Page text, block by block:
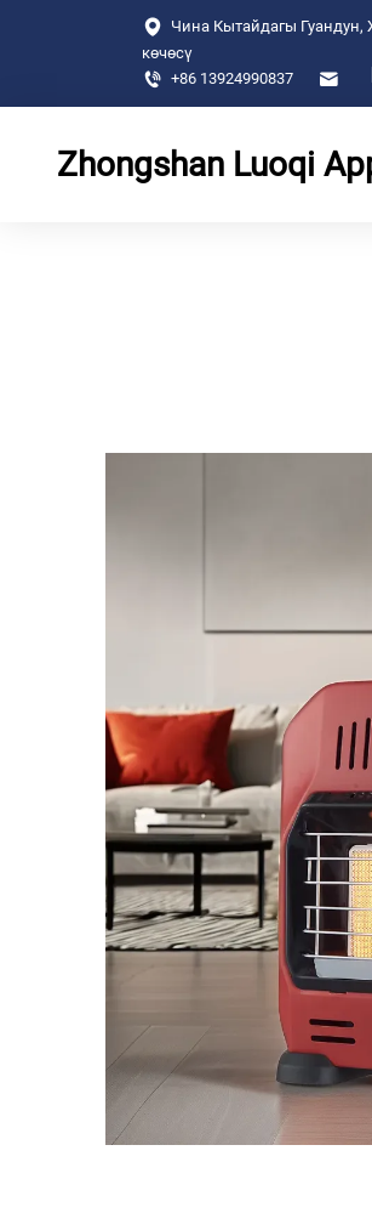
Чина Кытайдагы
көчөсү
+86 13924990837
Zhongshan Luoqi